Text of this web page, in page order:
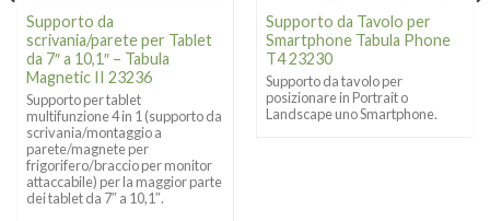
Supporto da
scrivania/parete per Tablet
da 7″ a 10,1″ – Tabula
Magnetic II 23236
Supporto per tablet
multifunzione 4 in 1 (supporto da
scrivania/montaggio a
parete/magnete per
frigorifero/braccio per monitor
attaccabile) per la maggior parte
dei tablet da 7″ a 10,1″.
Supporto da Tavolo per
Smartphone Tabula Phone
T4 23230
Supporto da tavolo per
posizionare in Portrait o
Landscape uno Smartphone.